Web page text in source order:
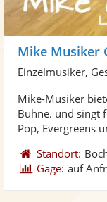
Einzelmusiker,
Mike-Musiker
Bühne. und singt
Pop, Evergreens
Standort:
Gage: auf